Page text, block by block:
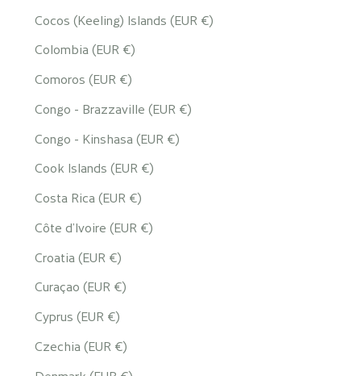
Cocos (Keeling) Islands (EUR €)
Colombia (EUR €)
Comoros (EUR €)
Congo - Brazzaville (EUR €)
Congo - Kinshasa (EUR €)
Cook Islands (EUR €)
Costa Rica (EUR €)
Côte d’Ivoire (EUR €)
Croatia (EUR €)
Curaçao (EUR €)
Cyprus (EUR €)
Czechia (EUR €)